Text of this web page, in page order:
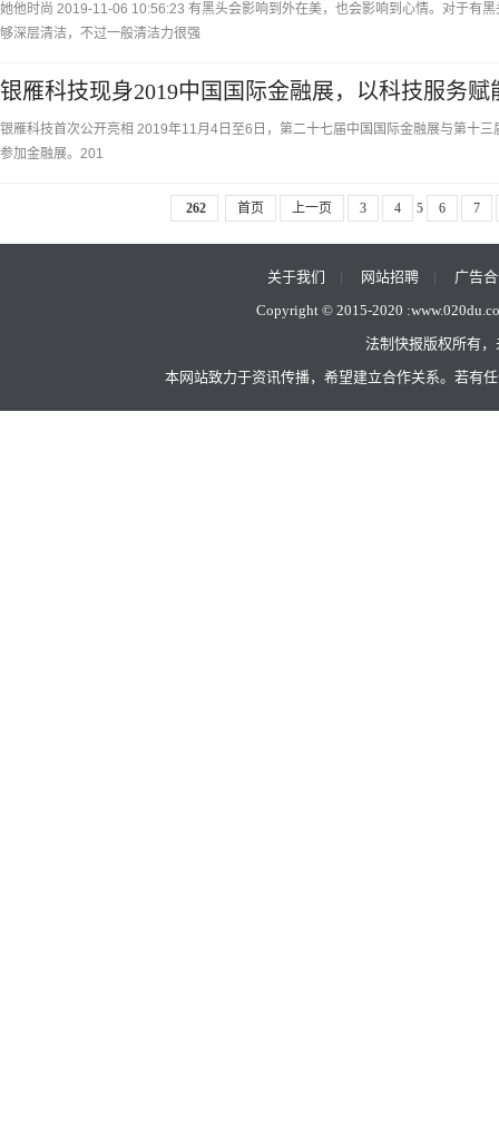
她他时尚 2019-11-06 10:56:23 有黑头会影响到外在美，也会影响到心情。对于有
够深层清洁，不过一般清洁力很强
银雁科技现身2019中国国际金融展，以科技服务
银雁科技首次公开亮相 2019年11月4日至6日，第二十七届中国国际金融展与第十
参加金融展。201
262 首页 上一页 3 4 5 6 7
关于我们 | 网站招聘| 广告
Copyright © 2015-2020 :
法制快报版权所有
本网站致力于资讯传播，希望建立合作关系。若有